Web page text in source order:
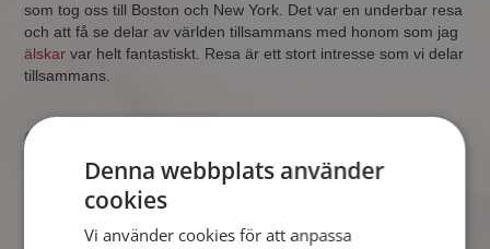
som tog oss till Boston och New York. Det var en underbar resa
och att få se delar av världen tillsammans med honom som jag
älskar var helt fantastiskt. Resa är ett stort intresse som vi delar
tillsammans.
Denna webbplats använder
cookies
Vi använder cookies för att anpassa